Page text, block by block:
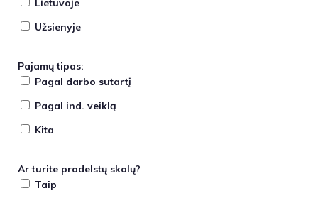
Lietuvoje
Užsienyje
Pajamų tipas:
Pagal darbo sutartį
Pagal ind. veiklą
Kita
Ar turite pradelstų skolų?
Taip